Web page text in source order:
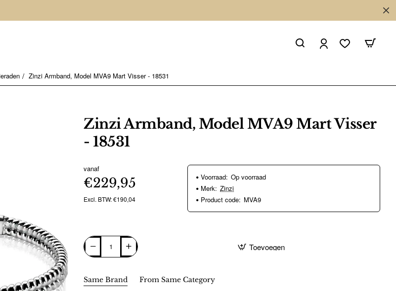
Zinzi Armband, Model MVA9 Mart Visser - 18531
Zinzi Armband, Model MVA9 Mart Visser
- 18531
vanaf
€229,95
Excl. BTW: €190,04
Voorraad: Op voorraad
Merk: Zinzi
Product code: MVA9
Toevoegen
Same Brand From Same Category